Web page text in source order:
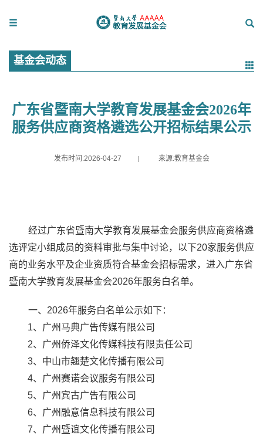
基金会动态
广东省暨南大学教育发展基金会2026年
服务供应商资格遴选公开招标结果公示
发布时间:2026-04-27 来源:教育基金会
经过广东省暨南大学教育发展基金会服务供应商资格遴
选评定小组成员的资料审批与集中讨论，以下20家服务供应
商的业务水平及企业资质符合基金会招标需求，进入广东省
暨南大学教育发展基金会2026年服务白名单。
一、 2026年服务白名单公示如下：
1、广州马典广告传媒有限公司
2、广州侨泽文化传媒科技有限责任公司
3、中山市翘楚文化传播有限公司
4、广州赛诺会议服务有限公司
5、广州宾古广告有限公司
6、广州融意信息科技有限公司
7、广州暨谊文化传播有限公司